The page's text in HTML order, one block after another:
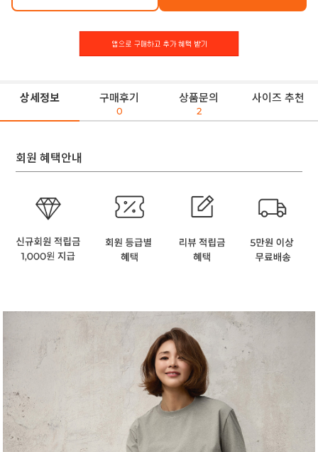
상세정보 구매후기
0
상품문의
2
사이즈 추천
회원 혜택안내